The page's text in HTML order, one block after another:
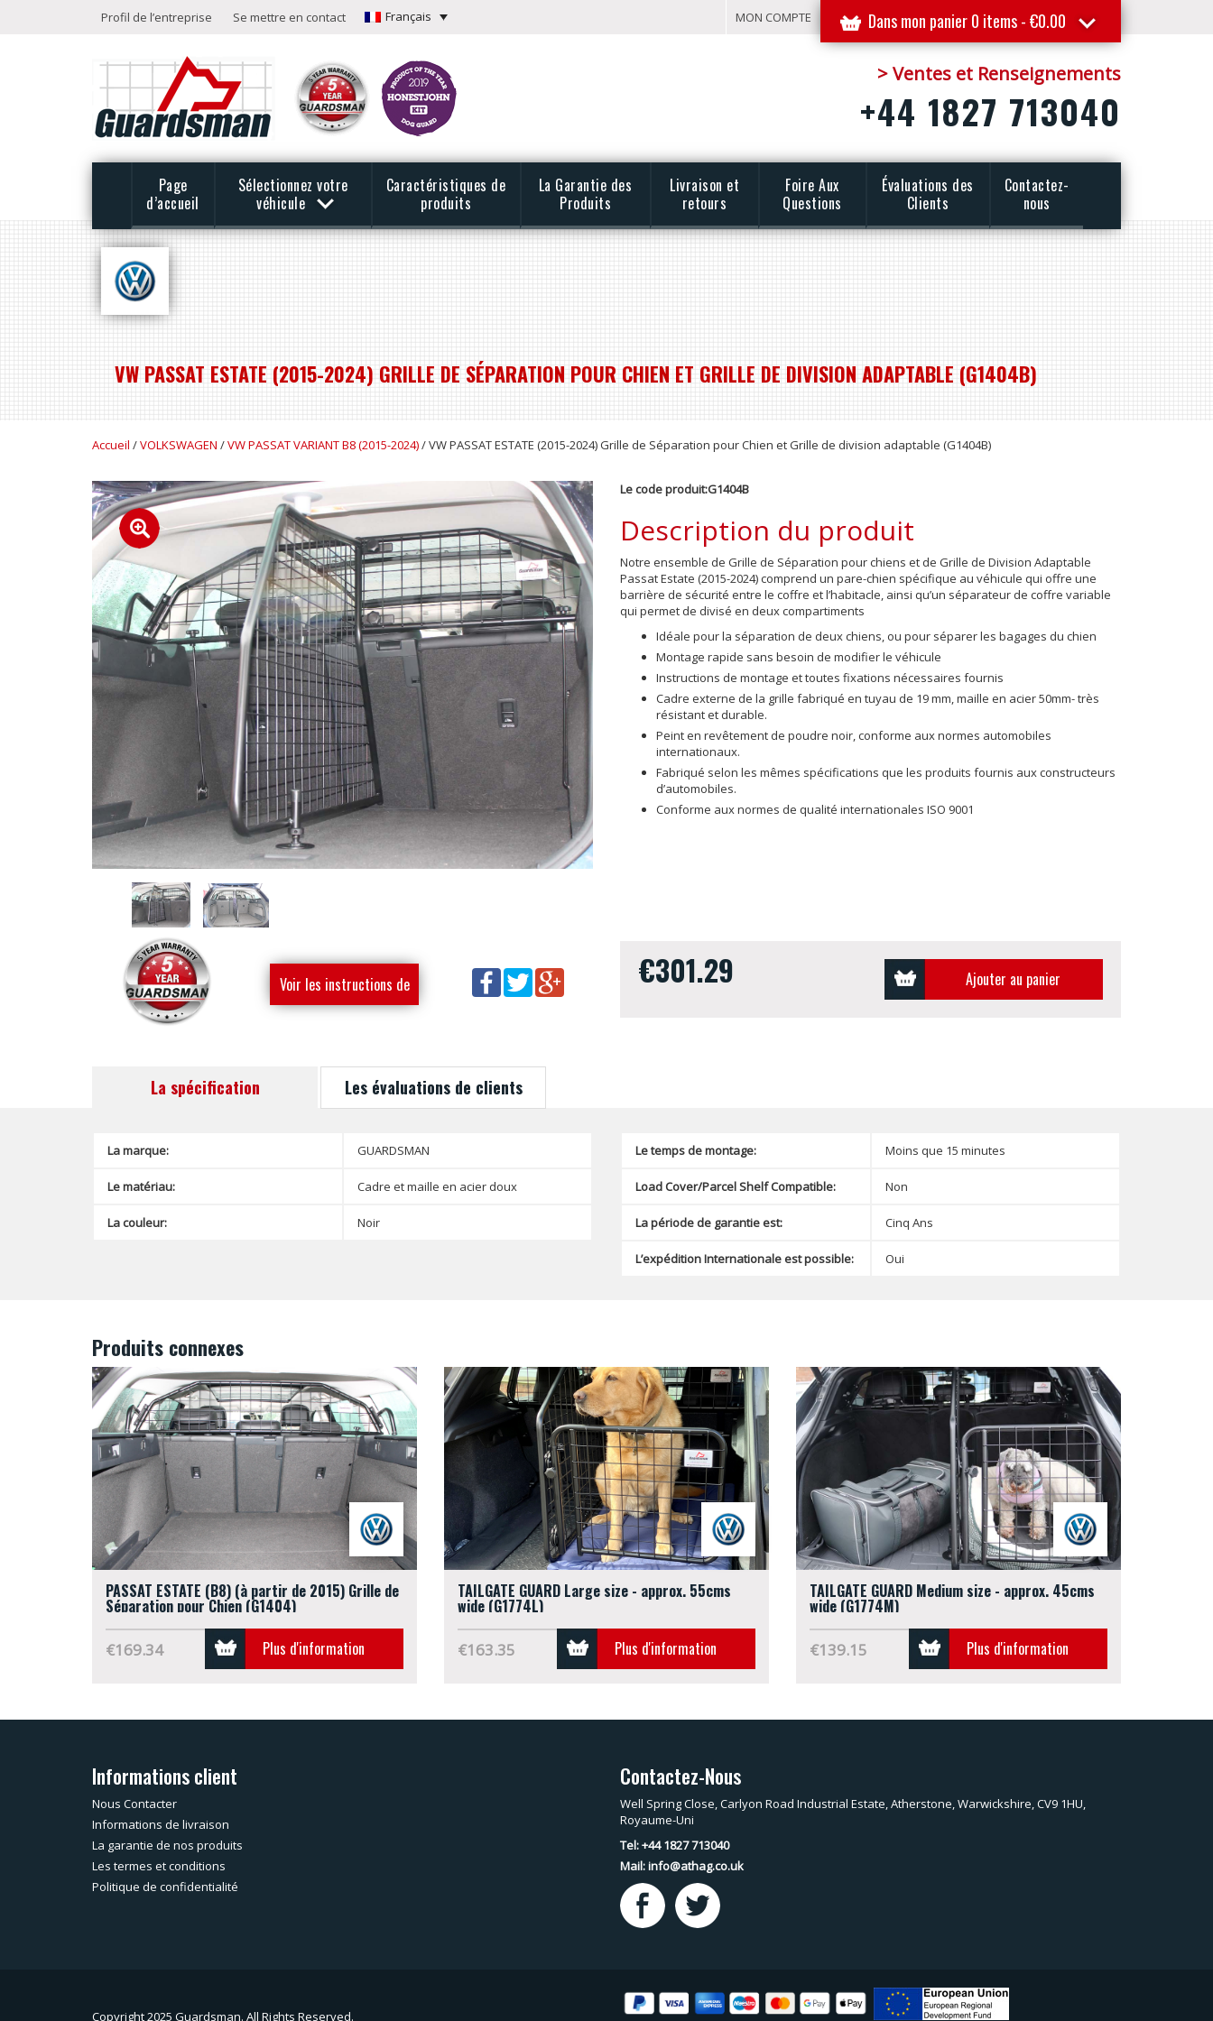
Profil de l’entreprise Se mettre en contact Français Dans mon panier 0 items -€0.00
MON COMPTE
> Ventes et Renseignements
+44 1827 713040
Page
d’accueil
Sélectionnez votre
véhicule
Caractéristiques de
produits
La Garantie des
Produits
Livraison et
retours
Foire Aux
Questions
Évaluations des
Clients
Contactez-
nous
VW PASSAT ESTATE (2015-2024) GRILLE DE SÉPARATION POUR CHIEN ET GRILLE DE DIVISION ADAPTABLE (G1404B)
Accueil /VOLKSWAGEN /VW PASSAT VARIANT B8 (2015-2024)/ VW PASSAT ESTATE (2015-2024) Grille de Séparation pour Chien et Grille de division adaptable (G1404B)
Le code produit:G1404B
Description du produit
Notre ensemble de Grille de Séparation pour chiens et de Grille de Division Adaptable
Passat Estate (2015-2024)comprend un pare-chien spécifique au véhicule qui offre une
barrière de sécurité entre le coffre et l’habitacle, ainsi qu’un séparateur de coffre variable
qui permet de divisé en deux compartiments
Idéale pour la séparation de deux chiens, ou pour séparer les bagages du chien
Montage rapide sans besoin de modifier le véhicule
Instructions de montage et toutes fixations nécessaires fournis
Cadre externe de la grille fabriqué en tuyau de 19 mm, maille en acier 50mm- très
résistant et durable.
Peint en revêtement de poudre noir, conforme aux normes automobiles
internationaux.
Fabriqué selon les mêmes spécifications que les produits fournis aux constructeurs
d’automobiles.
Conforme aux normes de qualité internationales ISO 9001
Voir les instructions de
€301.29 Ajouter au panier
La spécification Les évaluations de clients
La marque: GUARDSMAN
Le matériau: Cadre et maille en acier doux
La couleur: Noir
Le temps de montage: Moins que 15 minutes
Load Cover/Parcel Shelf Compatible: Non
La période de garantie est: Cinq Ans
L’expédition Internationale est possible: Oui
Produits connexes
PASSAT ESTATE (B8) (à partir de 2015) Grille de
Séparation pour Chien (G1404)
€169.34 Plus d'information
TAILGATE GUARD Large size - approx. 55cms
wide (G1774L)
€163.35 Plus d'information
TAILGATE GUARD Medium size - approx. 45cms
wide (G1774M)
€139.15 Plus d'information
Informations client
Nous Contacter
Informations de livraison
La garantie de nos produits
Les termes et conditions
Politique de confidentialité
Contactez-Nous
Well Spring Close, Carlyon Road Industrial Estate, Atherstone, Warwickshire, CV9 1HU,
Royaume-Uni
Tel: +44 1827 713040
Mail:info@athag.co.uk
Copyright 2025 Guardsman. All Rights Reserved.